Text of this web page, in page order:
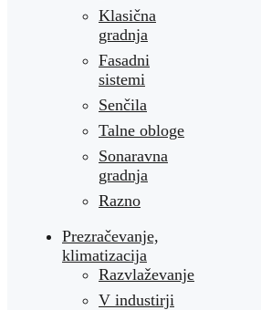
Klasična
gradnja
Fasadni
sistemi
Senčila
Talne obloge
Sonaravna
gradnja
Razno
Prezračevanje,
klimatizacija
Razvlaževanje
V industirji